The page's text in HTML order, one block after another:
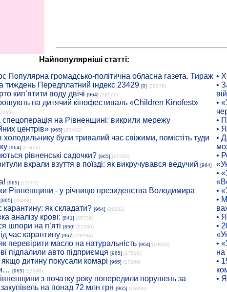
Найпопулярніші статті:
Популярна громадсько-політична обласна газета. Тираж
тиждень Передплатний індекс 23429 [0] (35978)
кип’ятити воду двічі [964] (28177)
на дитячий кінофестиваль «Children Kinofest»
на Рівненщині: викрили мережу
центрів» [965] (27442)
холодильнику були тривалий час свіжими, помістіть туди
[964] (27416)
рівненські садочки? [965] (27245)
вкрали взуття в поїзді: як викручувався ведучий [964]
[965] (27007)
Рівненщини - у річницю президенства Володимира
[965] (26668)
карантину: як складати? [964] (26231)
аналізу крові: [841] (25736)
шпори на п’яті [850] (21336)
час карантину [967] (18204)
перевірити масло на натуральність [964] (18029)
підпалили авто підприємця [965] (17518)
дитину покусали комарі [965] (17209)
[965] (17140)
з початку року попередили порушень за
на понад 72 млн грн [965] (16836)
•
•
•
•
•
•
•
•
•
•
•
•
•
на
•
•